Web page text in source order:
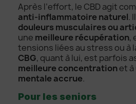
Après l’effort, le CBD agit
anti-inflammatoire naturel.
douleurs musculaires ou
une meilleure récupération,
tensions liées au stress ou à
CBG, quant à lui, est parfois
meilleure concentrationet à
mentale accrue.
Pour les seniors